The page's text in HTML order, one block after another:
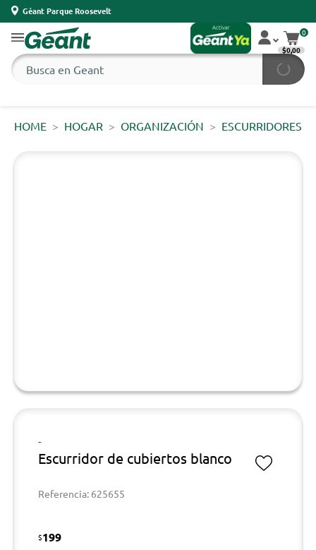
Géant Parque Roosevelt
0
$0,00
HOME HOGAR ORGANIZACIÓN ESCURRIDORES
-
Escurridor de cubiertos blanco
Referencia: 625655
$199